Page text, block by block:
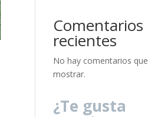
Comentarios
recientes
No hay comentarios que
mostrar.
¿Te gusta